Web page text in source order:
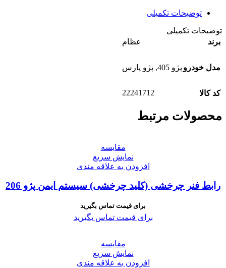
توضیحات تکمیلی
توضیحات تکمیلی
برند
عظام
مدل خودرو پژو 405 , پژو پارس
کد کالا 22241712
محصولات مرتبط
مقايسه
نمایش سریع
افزودن به علاقه مندی
رابط فنر چرخشی (کلید چرخشی) سیستم ایمن پژو 206
برای قیمت تماس بگیرید
برای قیمت تماس بگیرید
مقايسه
نمایش سریع
افزودن به علاقه مندی